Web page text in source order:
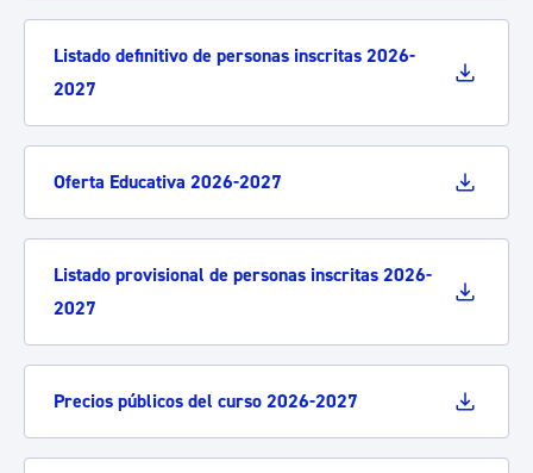
Listado definitivo de personas inscritas 2026-
2027
Oferta Educativa 2026-2027
Listado provisional de personas inscritas 2026-
2027
Precios públicos del curso 2026-2027